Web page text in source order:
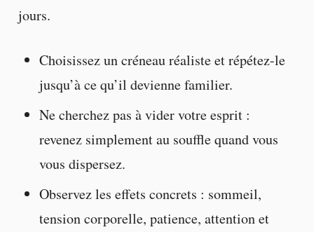
jours.
Choisissez un créneau réaliste et répétez-le
jusqu’à ce qu’il devienne familier.
Ne cherchez pas à vider votre esprit :
revenez simplement au souffle quand vous
vous dispersez.
Observez les effets concrets : sommeil,
tension corporelle, patience, attention et